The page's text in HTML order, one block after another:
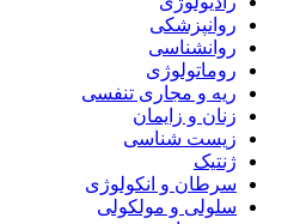
روانپزشکی
روانشناسی
روماتولوژی
ریه و مجاری تنفسی
زنان و زایمان
زیست شناسی
ژنتیک
سرطان و انکولوژی
سلولی و مولکولی